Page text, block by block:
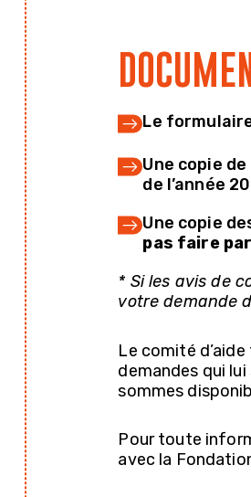
Le
Une copie
de l’année
Une copie
pas faire
* Si les avis de
votre demande
Le comité
demandes qui
sommes
Pour toute
avec la